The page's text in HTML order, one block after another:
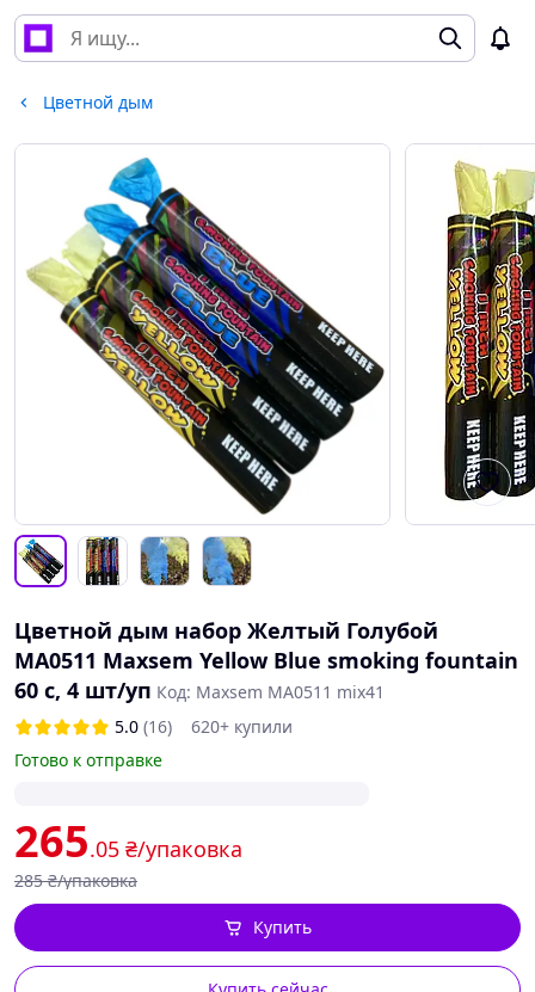
Цветной дым
Цветной дым набор Желтый Голубой
MA0511 Maxsem Yellow Blue smoking fountain
60 с, 4 шт/уп Код: Maxsem MA0511 mix41
5.0 (16)
620+ купили
Готово к отправке
265.05 ₴/упаковка
285 ₴/упаковка
Купить